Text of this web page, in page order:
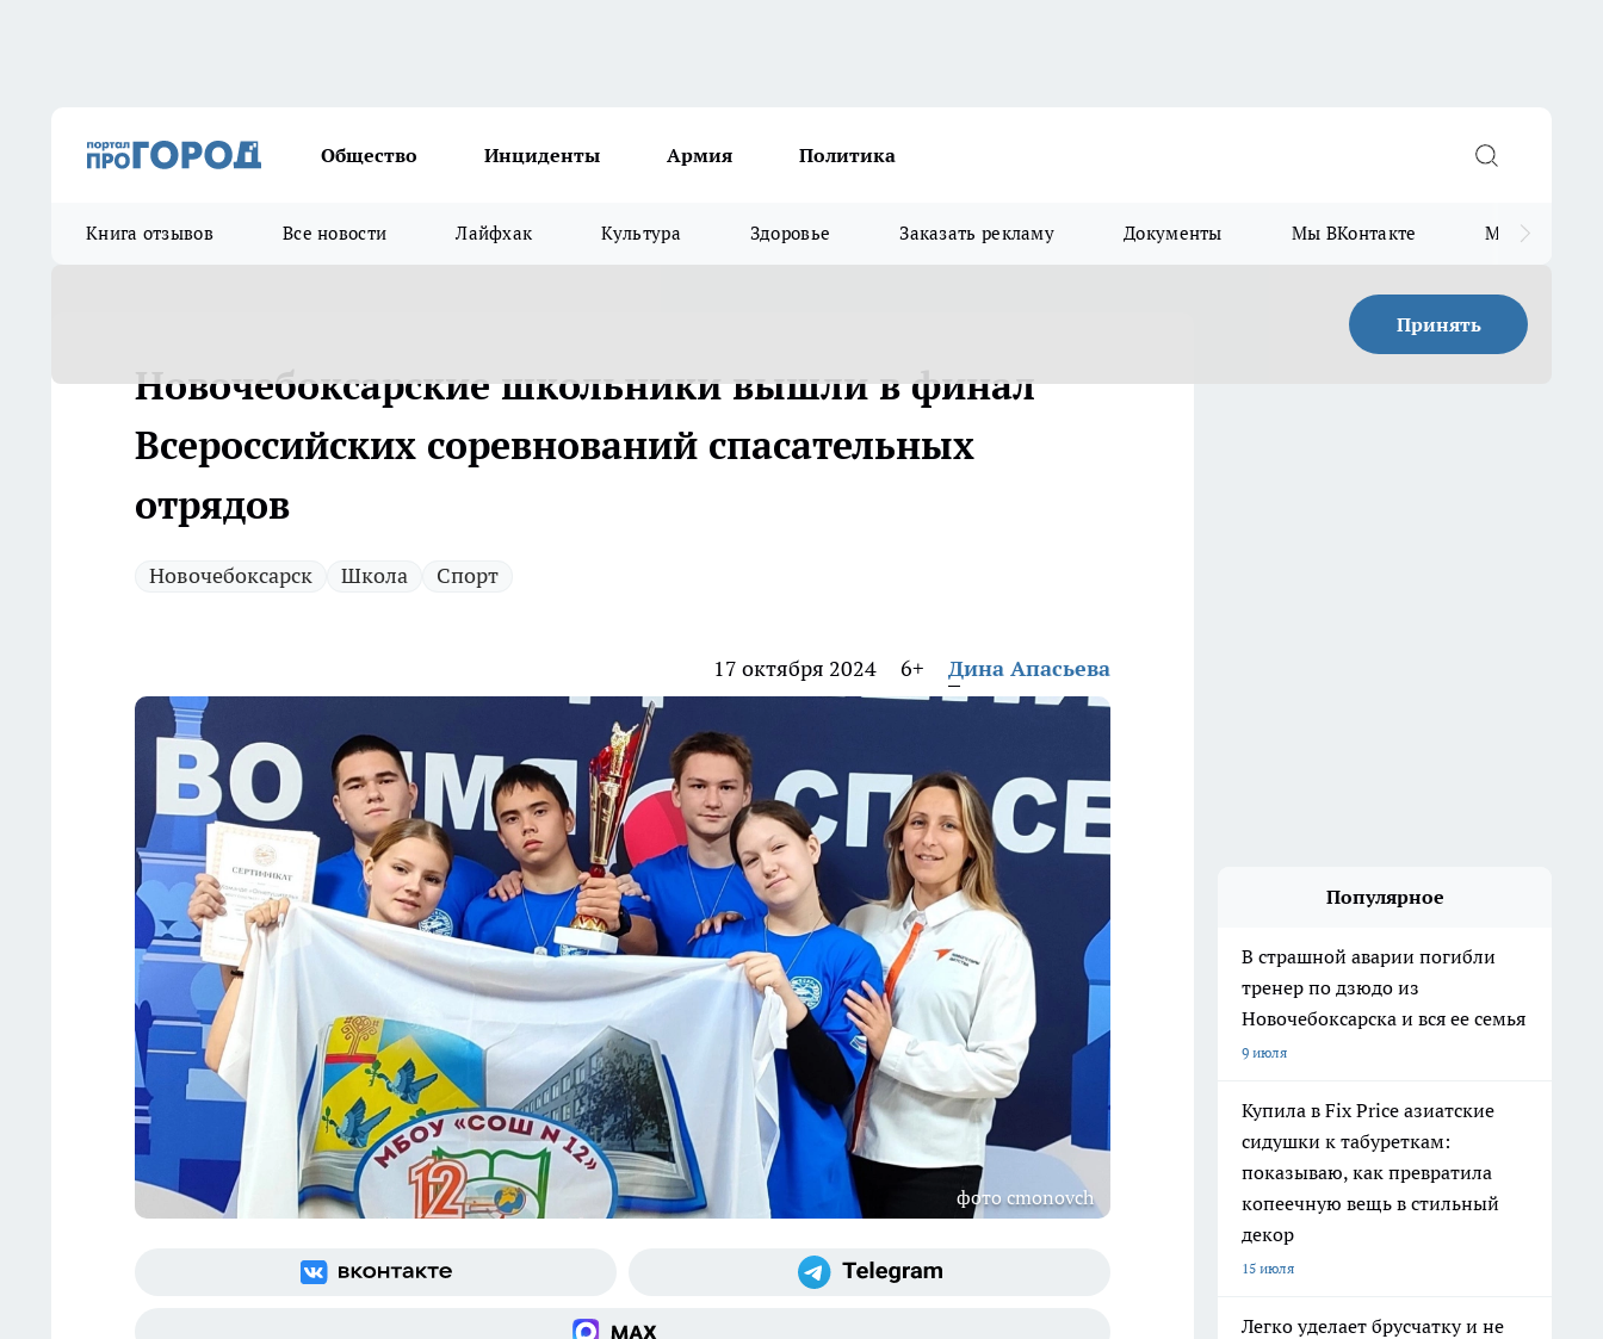
Общество Инциденты Армия Политика
Книга отзывов Все новости Лайфхак Культура Здоровье Заказать рекламу Документы Мы ВКонтакте Мы в
Принять
Новочебоксарские школьники вышли в финал
Всероссийских соревнований спасательных
отрядов
Новочебоксарск Школа Спорт
17 октября 2024 6+ Дина Апасьева
фото cmonovch
Популярное
В страшной аварии погибли
тренер по дзюдо из
Новочебоксарска и вся ее семья
9 июля
Купила в Fix Price азиатские
сидушки к табуреткам:
показываю, как превратила
копеечную вещь в стильный
декор
15 июля
Легко уделает брусчатку и не